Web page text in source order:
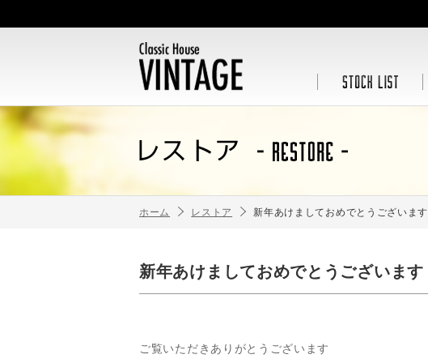
ホーム レストア 新年あけましておめでとうございます
新年あけましておめでとうございます
ご覧いただきありがとうございます